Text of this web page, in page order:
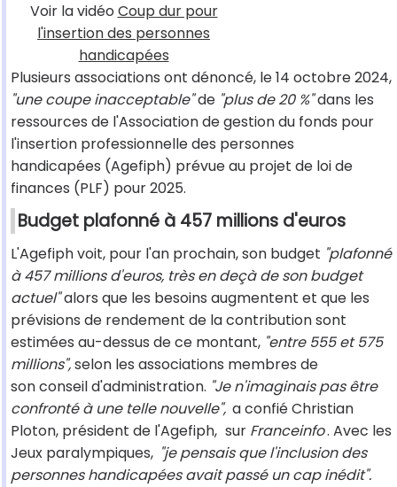
Voir la vidéo Coup dur pour
l'insertion des personnes
handicapées
Plusieurs associations ont dénoncé, le 14 octobre 2024,
"une coupe inacceptable"de "plus de 20 %"dans les
ressources de l'Association de gestion du fonds pour
l'insertion professionnelle des personnes
handicapées (Agefiph) prévue au projet de loi de
finances (PLF) pour 2025.
Budget plafonné à 457 millions d'euros
L'Agefiph voit, pour l'an prochain, son budget "plafonné
à 457 millions d'euros, très en deçà de son budget
actuel"alors que les besoins augmentent et que les
prévisions de rendement de la contribution sont
estimées au-dessus de ce montant, "entre 555 et 575
millions",selon les associations membres de
son conseil d'administration. "Je n'imaginais pas être
confronté à une telle nouvelle", a confié Christian
Ploton, président de l'Agefiph, sur Franceinfo. Avec les
Jeux paralympiques, "je pensais que l'inclusion des
personnes handicapées avait passé un cap inédit".